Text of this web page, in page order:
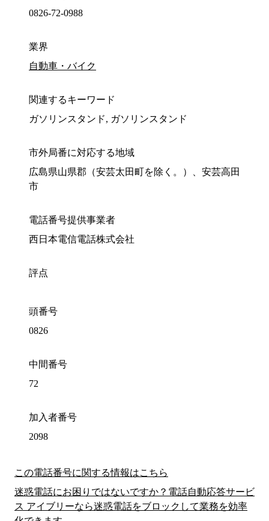
0826-72-0988
業界
自動車・バイク
関連するキーワード
ガソリンスタンド, ガソリンスタンド
市外局番に対応する地域
広島県山県郡（安芸太田町を除く。）、安芸高田
市
電話番号提供事業者
西日本電信電話株式会社
評点
頭番号
0826
中間番号
72
加入者番号
2098
この電話番号に関する情報はこちら
迷惑電話にお困りではないですか？電話自動応答サービ
ス アイブリーなら迷惑電話をブロックして業務を効率